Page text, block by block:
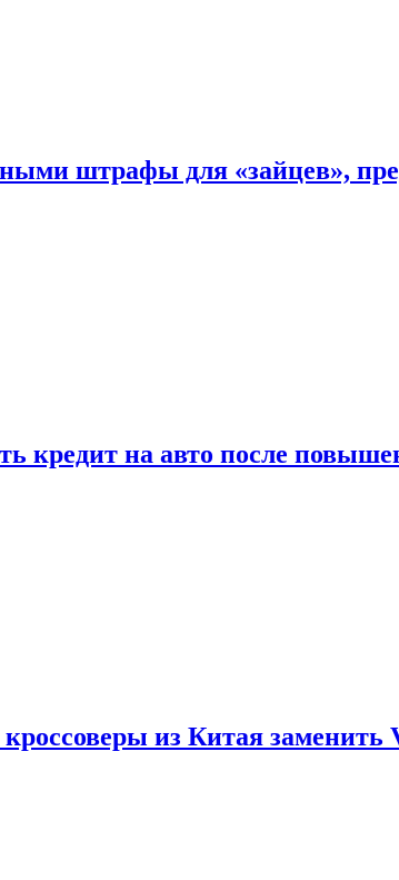
штрафы для «зайцев»,
кредит на авто после
из Китая заменить